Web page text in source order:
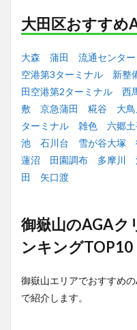
大田区おすすめ
大森 蒲田 流通センター
空港第3ターミナル
新整
田空港第2ターミナル
西
敷
京急蒲田 糀谷 大
ターミナル
雑色 六郷
池
石川台 雪が谷大塚
蓮沼
田園調布 多摩川
田
矢口渡
御嶽山のAGAク
ンキングTOP10
御嶽山エリアでおすすめ
で紹介します。